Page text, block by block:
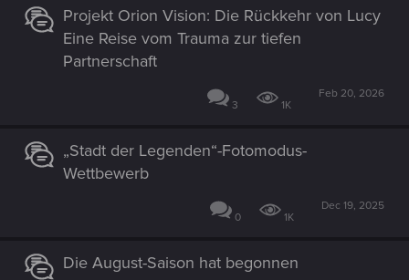
Projekt Orion Vision: Die Rückkehr von Lucy
Eine Reise vom Trauma zur tiefen
Partnerschaft
3 1K
Feb 20, 2026
„Stadt der Legenden“-Fotomodus-
Wettbewerb
0 1K
Dec 19, 2025
Die August-Saison hat begonnen